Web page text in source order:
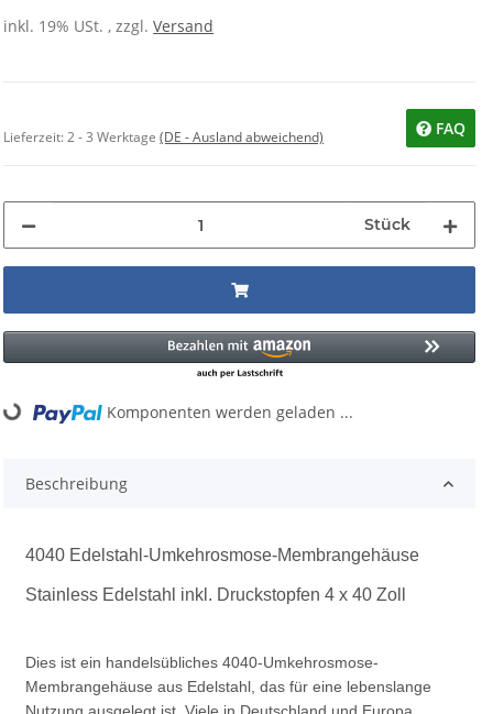
inkl. 19% USt. , zzgl.Versand
Lieferzeit:2 - 3 Werktage(DE - Ausland abweichend) FAQ
Stück
Loading... Komponenten werden geladen ...
Beschreibung
4040 Edelstahl-Umkehrosmose-Membrangehäuse
Stainless Edelstahl inkl. Druckstopfen 4 x 40 Zoll
Dies ist ein handelsübliches 4040-Umkehrosmose-
Membrangehäuse aus Edelstahl, das für eine lebenslange